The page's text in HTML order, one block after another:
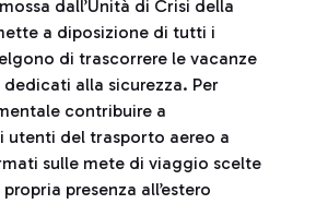
dall’Unità di Crisi della
a diposizione di tutti i
di trascorrere le vacanze
dedicati alla sicurezza. Per
contribuire a
utenti del trasporto aereo a
sulle mete di viaggio scelte
presenza all’estero